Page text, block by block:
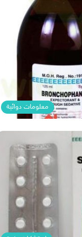
معلومات دوائية